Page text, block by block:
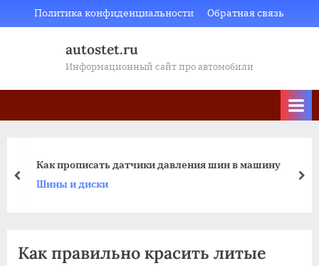
to
Политика конфиденциальности Обратная связь
autostet.ru
Информационный сайт про автомобили
Как прописать датчики давления шин в машину
Шины и диски
пред
Как правильно красить литые